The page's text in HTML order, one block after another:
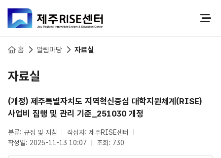
홈 알림마당 자료실
자료실
(개정) 제주특별자치도 지역혁신중심 대학지원체계(RISE)
사업비 집행 및 관리 기준_251030 개정
분류: 규정 및 지침
작성자: 제주RISE센터
작성일: 2025-11-13 10:07
조회: 730